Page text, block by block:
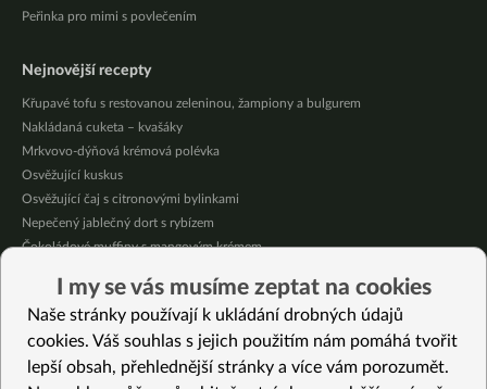
Peřinka pro mimi s povlečením
Nejnovější recepty
Křupavé tofu s restovanou zeleninou, žampiony a bulgurem
Nakládaná cuketa – kvašáky
Mrkvovo-dýňová krémová polévka
Osvěžující kuskus
Osvěžující čaj s citronovými bylinkami
Nepečený jablečný dort s rybízem
Čokoládové muffiny s mangovým krémem
Krémová zeleninová polévka s koprem a vločkami
Celozrnná rýže basmati se zeleninou
Vybrané recepty
I my se vás musíme zeptat na cookies
Naše stránky používají k ukládání drobných údajů
cookies. Váš souhlas s jejich použitím nám pomáhá tvořit
lepší obsah, přehlednější stránky a více vám porozumět.